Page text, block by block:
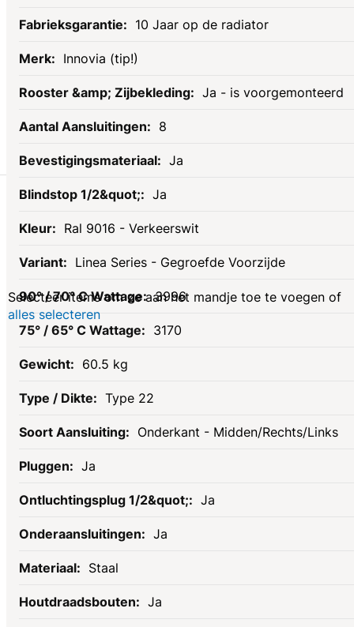
10 Jaar op de radiator
Innovia (tip!)
Ja - is voorgemonteerd
8
Ja
Ja
Ral 9016 - Verkeerswit
Linea Series - Gegroefde Voorzijde
3996
3170
60.5 kg
Type 22
Onderkant - Midden/Rechts/Links
Ja
Ja
Ja
Staal
Ja
Gerelateerde
producten
Selecteer items om ze aan het mandje toe te voegen of
alles selecteren